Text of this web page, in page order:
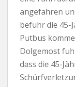
angefahren
befuhr die 45-
Putbus
Dolgemost
dass die 45-